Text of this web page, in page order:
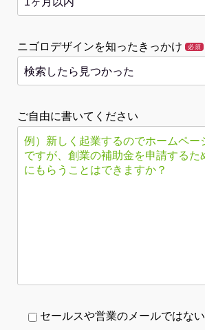
ニゴロデザインを知ったきっかけ 必須
ご自由に書いてください
セールスや営業のメールではない